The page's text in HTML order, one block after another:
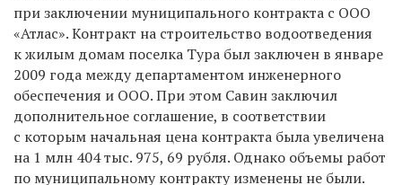
при заключении муниципального контракта с ООО
«Атлас». Контракт на строительство водоотведения
к жилым домам поселка Тура был заключен в январе
2009 года между департаментом инженерного
обеспечения и ООО. При этом Савин заключил
дополнительное соглашение, в соответствии
с которым начальная цена контракта была увеличена
на 1 млн 404 тыс. 975, 69 рубля. Однако объемы работ
по муниципальному контракту изменены не были.